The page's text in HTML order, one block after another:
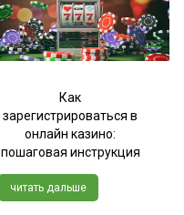
Как
зарегистрироваться в
онлайн казино:
пошаговая инструкция
читать дальше